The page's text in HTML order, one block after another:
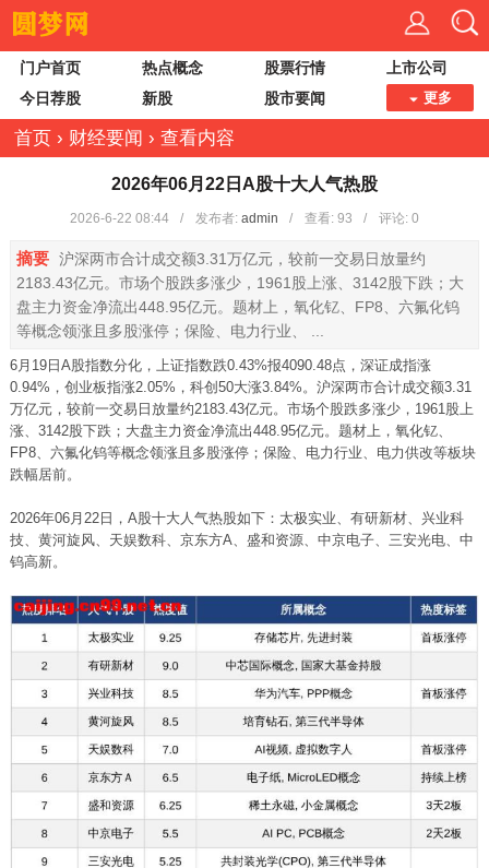
门户首页 热点概念 股票行情
上市公司
今日荐股
新股 股市要闻 更多
首页 › 财经要闻 › 查看内容
2026年06月22日A股十大人气热股
2026-6-22 08:44 / 发布者: admin / 查看: 93 / 评论: 0
摘要 沪深两市合计成交额3.31万亿元，较前一交易日放量约
2183.43亿元。市场个股跌多涨少，1961股上涨、3142股下跌；大
盘主力资金净流出448.95亿元。题材上，氧化钇、FP8、六氟化钨
等概念领涨且多股涨停；保险、电力行业、 ...
6月19日A股指数分化，上证指数跌0.43%报4090.48点，深证成指涨
0.94%，创业板指涨2.05%，科创50大涨3.84%。沪深两市合计成交额3.31
万亿元，较前一交易日放量约2183.43亿元。市场个股跌多涨少，1961股上
涨、3142股下跌；大盘主力资金净流出448.95亿元。题材上，氧化钇、
FP8、六氟化钨等概念领涨且多股涨停；保险、电力行业、电力供改等板块
跌幅居前。
2026年06月22日，A股十大人气热股如下：太极实业、有研新材、兴业科
技、黄河旋风、天娱数科、京东方A、盛和资源、中京电子、三安光电、中
钨高新。